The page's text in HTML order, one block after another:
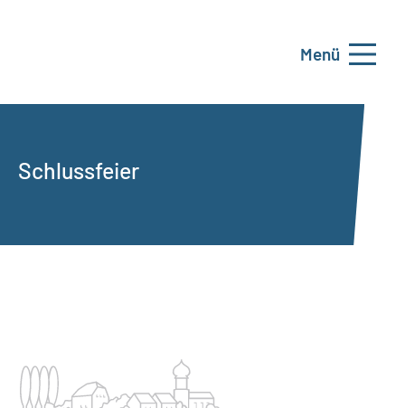
Menü
Schlussfeier